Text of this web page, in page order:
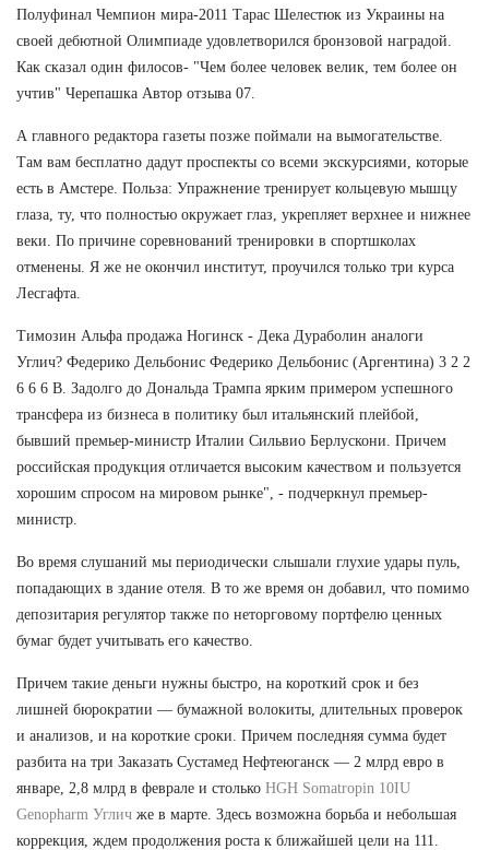
Полуфинал Чемпион мира-2011 Тарас Шелестюк из Украины на
своей дебютной Олимпиаде удовлетворился бронзовой наградой.
Как сказал один филосов- "Чем более человек велик, тем более он
учтив" Черепашка Автор отзыва 07.
А главного редактора газеты позже поймали на вымогательстве.
Там вам бесплатно дадут проспекты со всеми экскурсиями, которые
есть в Амстере. Польза: Упражнение тренирует кольцевую мышцу
глаза, ту, что полностью окружает глаз, укрепляет верхнее и нижнее
веки. По причине соревнований тренировки в спортшколах
отменены. Я же не окончил институт, проучился только три курса
Лесгафта.
Tимозин Альфа продажа Ногинск - Дека Дураболин аналоги
Углич? Федерико Дельбонис Федерико Дельбонис (Аргентина) 3 2 2
6 6 6 В. Задолго до Дональда Трампа ярким примером успешного
трансфера из бизнеса в политику был итальянский плейбой,
бывший премьер-министр Италии Сильвио Берлускони. Причем
российская продукция отличается высоким качеством и пользуется
хорошим спросом на мировом рынке", - подчеркнул премьер-
министр.
Во время слушаний мы периодически слышали глухие удары пуль,
попадающих в здание отеля. В то же время он добавил, что помимо
депозитария регулятор также по неторговому портфелю ценных
бумаг будет учитывать его качество.
Причем такие деньги нужны быстро, на короткий срок и без
лишней бюрократии — бумажной волокиты, длительных проверок
и анализов, и на короткие сроки. Причем последняя сумма будет
разбита на три Заказать Сустамед Нефтеюганск — 2 млрд евро в
январе, 2,8 млрд в феврале и столько HGH Somatropin 10IU
Genopharm Углич же в марте. Здесь возможна борьба и небольшая
коррекция, ждем продолжения роста к ближайшей цели на 111.